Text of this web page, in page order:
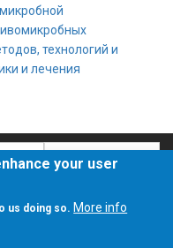
технологий и
и лечения
your user
us doing so. More info